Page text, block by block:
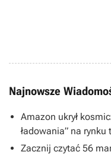
Najnowsze
Amazon ukrył
ładowania” na
Zacznij czytać 56